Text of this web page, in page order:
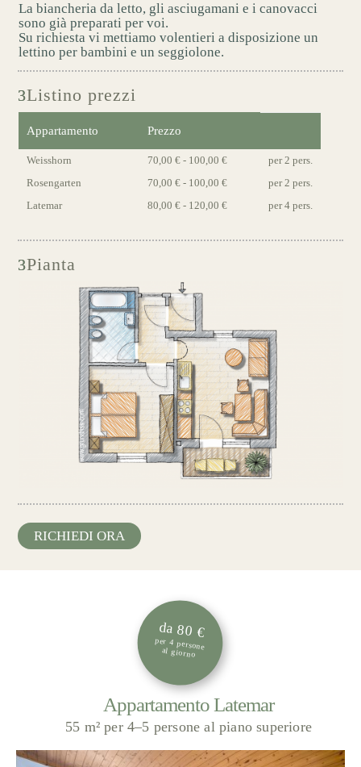
La biancheria da letto, gli asciugamani e i canovacci
sono già preparati per voi.
Su richiesta vi mettiamo volentieri a disposizione un
lettino per bambini e un seggiolone.
Listino prezzi
Appartamento Prezzo
Weisshorn 70,00 € - 100,00 €
per 2 pers.
Rosengarten
70,00 € - 100,00 €
per 2 pers.
Latemar
80,00 € - 120,00 € per 4 pers.
Pianta
RICHIEDI ORA
da 80 €
per 4 persone
al giorno
Appartamento Latemar
55 m² per 4–5 persone al piano superiore